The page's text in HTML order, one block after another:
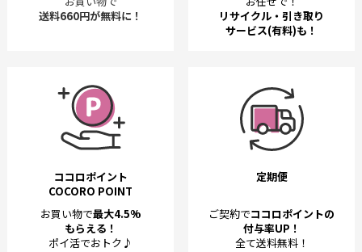
送料660円が無料に！
リサイクル・引き取り
サービス(有料)も！
ココロポイント
COCORO POINT
お買い物で最大4.5%
もらえる！
ポイ活でおトク♪
定期便
ご契約でココロポイントの
付与率UP！
全て送料無料！